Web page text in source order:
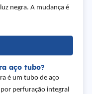
negra. A mudança é
aço tubo?
é um tubo de aço
perfuração integral